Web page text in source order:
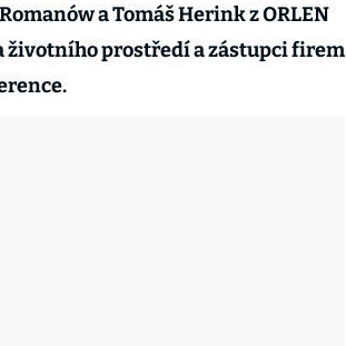
a Tomáš Herink z ORLEN
prostředí a zástupci firem